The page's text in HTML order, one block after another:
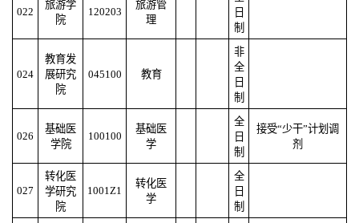
022
旅游学
院
120203
旅游管
理
日
制
024
教育发
展研究
院
045100 教育
非
全
日
制
026
基础医
学院
100100
基础医
学
全
日
制
接受“少干”计划调
剂
027
转化医
学研究
院
1001Z1
转化医
学
全
日
制